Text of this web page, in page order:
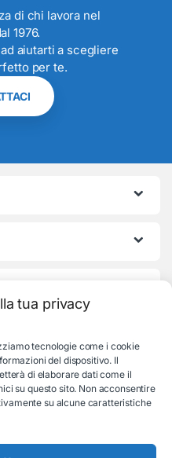
tua privacy
tecnologie come i cookie
del dispositivo. Il
di elaborare dati come il
su questo sito. Non acconsentire
su alcune caratteristiche
di chi lavora nel
1976.
aiutarti a scegliere
per te.